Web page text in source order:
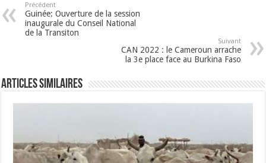
Précédent
Guinée: Ouverture de la session
inaugurale du Conseil National
de la Transiton
Suivant
CAN 2022 : le Cameroun arrache
la 3e place face au Burkina Faso
Articles Similaires